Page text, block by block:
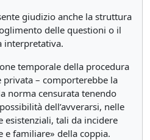
giudizio anche la struttura
delle questioni o il
interpretativa.
temporale della procedura
privata – comporterebbe la
norma censurata tenendo
dell’avverarsi, nelle
esistenziali, tali da incidere
e familiare» della coppia.